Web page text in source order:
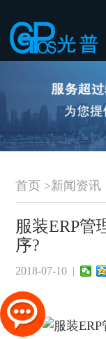
首页 >新闻资讯
服装ERP管
序?
2018-07-10 |